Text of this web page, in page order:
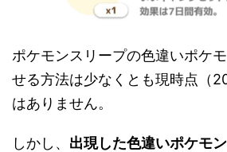
ポケモンスリープの色違いポケ
せる方法は少なくとも現時点（
はありません。
しかし、 出現した色違いポケモ